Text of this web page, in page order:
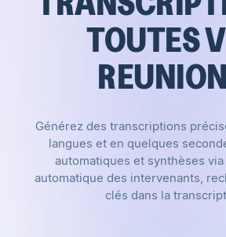
TOUTES
Générez des transcriptions
langues et en quelques
automatiques et synthèses
automatique des intervenants,
clés dans la